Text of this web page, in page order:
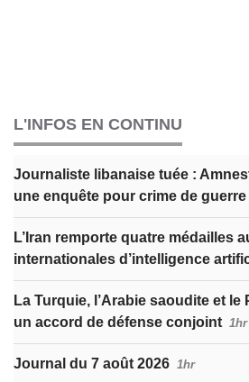
L'INFOS EN CONTINU
Journaliste libanaise tuée :
une enquête pour crime de guerre
L’Iran remporte quatre médailles
internationales d’intelligence
La Turquie, l’Arabie saoudite et
un accord de défense conjoint 1hr
Journal du 7 août 2026 1hr